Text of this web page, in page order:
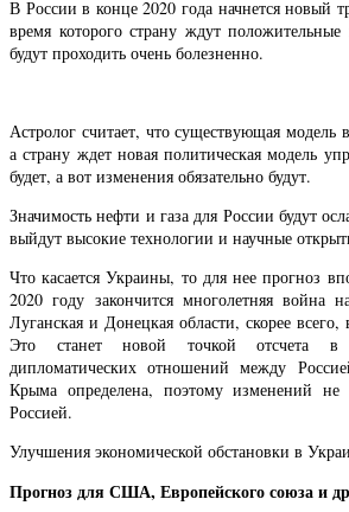
В России в конце 2020 года начнется новый
время которого страну ждут
будут проходить очень болезненно.
Астролог считает, что существующая модель
а страну ждет новая политическая модель
будет, а вот изменения обязательно будут.
Значимость нефти и газа для России будут
выйдут высокие технологии и научные
Что касается Украины, то для нее прогноз
2020 году закончится многолетняя война
Луганская и Донецкая области, скорее всего,
Это станет новой точкой отсчета в
дипломатических отношений между
Крыма определена, поэтому изменений не
Россией.
Улучшения экономической обстановки в
Прогноз для США, Европейского союза и